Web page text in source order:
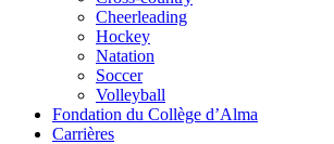
Cheerleading
Hockey
Natation
Soccer
Volleyball
Fondation du Collège d’Alma
Carrières